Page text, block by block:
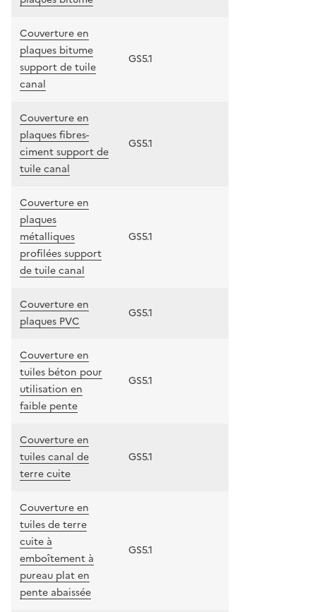
Couverture en
plaques bitume
support de tuile
canal
GS5.1
Couverture en
plaques fibres-
ciment support de
tuile canal
GS5.1
Couverture en
plaques
métalliques
profilées support
de tuile canal
GS5.1
Couverture en
plaques PVC
GS5.1
Couverture en
tuiles béton pour
utilisation en
faible pente
GS5.1
Couverture en
tuiles canal de
terre cuite
GS5.1
Couverture en
tuiles de terre
cuite à
emboîtement à
pureau plat en
pente abaissée
GS5.1